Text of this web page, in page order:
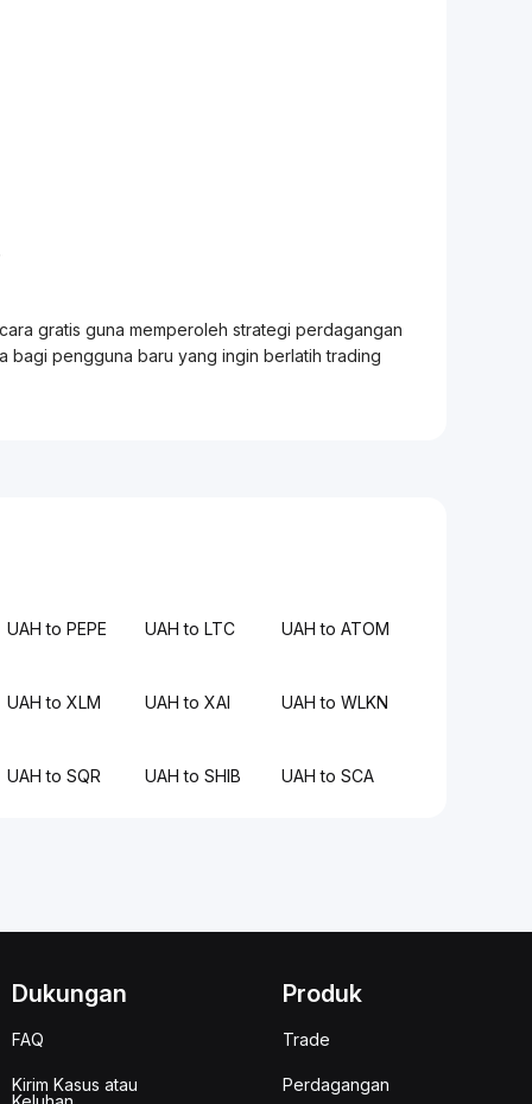
gratis guna memperoleh strategi perdagangan
bagi pengguna baru yang ingin berlatihtrading
UAH to PEPE UAH to LTC UAH to ATOM
UAH to XLM UAH to XAI UAH to WLKN
UAH to SQR UAH to SHIB UAH to SCA
Dukungan
FAQ
Kirim Kasus atau
Produk
Trade
Perdagangan